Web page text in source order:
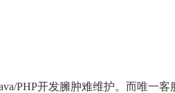
PHP开发臃肿难维护。而唯一客